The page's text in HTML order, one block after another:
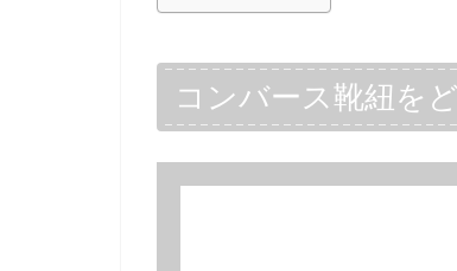
コンバース靴紐を